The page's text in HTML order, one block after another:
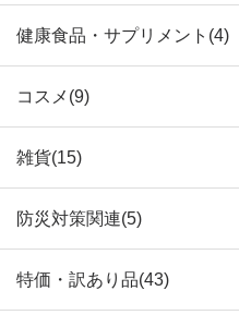
健康食品・サプリメント(4)
コスメ(9)
雑貨(15)
防災対策関連(5)
特価・訳あり品(43)